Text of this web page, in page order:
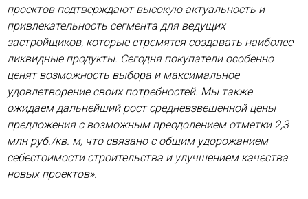
проектов подтверждают высокую актуальность и
привлекательность сегмента для ведущих
застройщиков, которые стремятся создавать наиболее
ликвидные продукты. Сегодня покупатели особенно
ценят возможность выбора и максимальное
удовлетворение своих потребностей. Мы также
ожидаем дальнейший рост средневзвешенной цены
предложения с возможным преодолением отметки 2,3
млн руб./кв. м, что связано с общим удорожанием
себестоимости строительства и улучшением качества
новых проектов».